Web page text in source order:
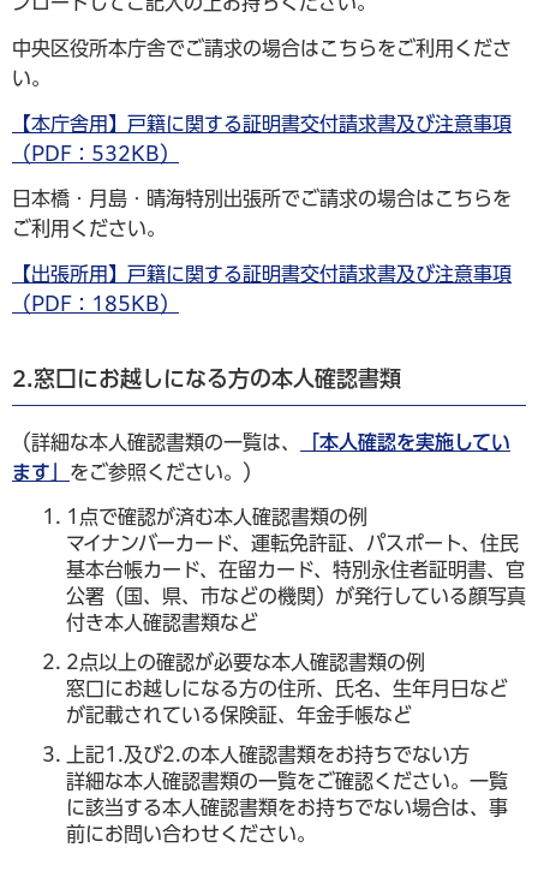
中央区役所本庁舎でご請求の場合はこちらをご利用くださ
い。
【本庁舎用】戸籍に関する証明書交付請求書及び注意事項
（PDF：532KB）
日本橋・月島・晴海特別出張所でご請求の場合はこちらを
ご利用ください。
【出張所用】戸籍に関する証明書交付請求書及び注意事項
（PDF：185KB）
2.窓口にお越しになる方の本人確認書類
（詳細な本人確認書類の一覧は、
「本人確認を実施してい
ます」 をご参照ください。）
1点で確認が済む本人確認書類の例
マイナンバーカード、運転免許証、パスポート、住民
基本台帳カード、在留カード、特別永住者証明書、官
公署（国、県、市などの機関）が発行している顔写真
付き本人確認書類など
2点以上の確認が必要な本人確認書類の例
窓口にお越しになる方の住所、氏名、生年月日など
が記載されている保険証、年金手帳など
上記1.及び2.の本人確認書類をお持ちでない方
詳細な本人確認書類の一覧をご確認ください。一覧
に該当する本人確認書類をお持ちでない場合は、事
前にお問い合わせください。